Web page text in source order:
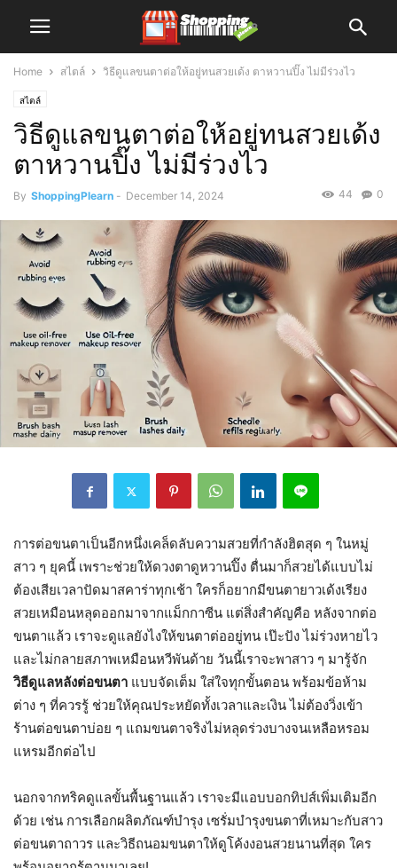
Home สไตล์ วิธีดูแลขนตาต่อให้อยู่ทนสวยเด้ง ตาหวานปิ๊ง ไม่มีร่วงไว
สไตล์
วิธีดูแลขนตาต่อให้อยู่ทนสวยเด้ง
ตาหวานปิ๊ง ไม่มีร่วงไว
By ShoppingPlearn - December 14, 2024 0
44
การต่อขนตาเป็นอีกหนึ่งเคล็ดลับความสวยที่กำลังฮิตสุด ๆ ในหมู่
สาว ๆ ยุคนี้ เพราะช่วยให้ดวงตาดูหวานปิ๊ง ตื่นมาก็สวยได้แบบไม่
ต้องเสียเวลาปัดมาสคาร่าทุกเช้า ใครก็อยากมีขนตายาวเด้งเรียง
สวยเหมือนหลุดออกมาจากแม็กกาซีน แต่สิ่งสำคัญคือ หลังจากต่อ
ขนตาแล้ว เราจะดูแลยังไงให้ขนตาต่ออยู่ทน เป๊ะปัง ไม่ร่วงหายไว
และไม่กลายสภาพเหมือนหวีพันด้าย วันนี้เราจะพาสาว ๆ มารู้จัก
วิธีดูแลหลังต่อขนตา แบบจัดเต็ม ใส่ใจทุกขั้นตอน พร้อมข้อห้าม
ต่าง ๆ ที่ควรรู้ ช่วยให้คุณประหยัดทั้งเวลาและเงิน ไม่ต้องวิ่งเข้า
ร้านต่อขนตาบ่อย ๆ แถมขนตาจริงไม่หลุดร่วงบางจนเหลือหรอม
แหรมอีกต่อไป
นอกจากทริคดูแลขั้นพื้นฐานแล้ว เราจะมีแอบบอกทิปส์เพิ่มเติมอีก
ด้วย เช่น การเลือกผลิตภัณฑ์บำรุง เซรั่มบำรุงขนตาที่เหมาะกับสาว
ต่อขนตาถาวร และวิธีถนอมขนตาให้ดูโค้งงอนสวยนานที่สุด ใคร